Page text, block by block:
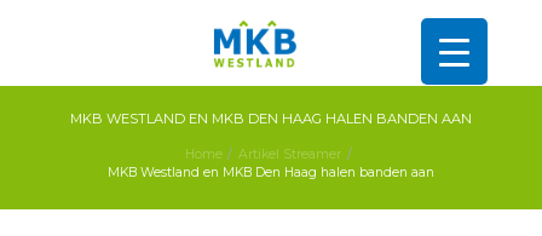
MKB WESTLAND EN MKB DEN HAAG HALEN BANDEN AAN
Home
Artikel Streamer
MKB Westland en MKB Den Haag halen banden aan